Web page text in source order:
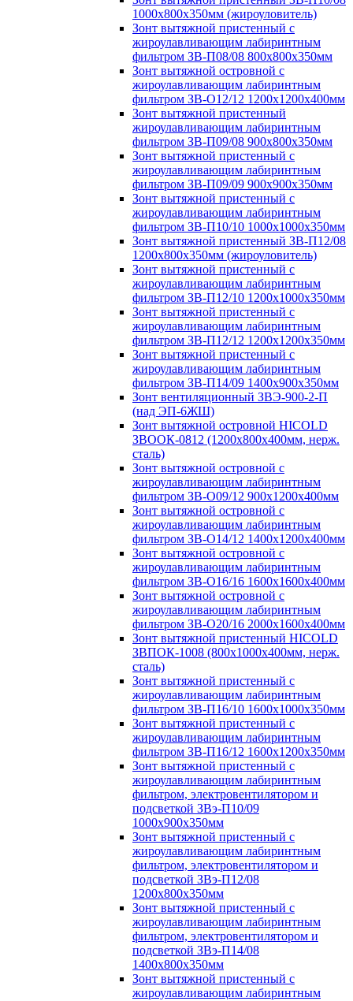
1000х800х350мм (жироуловитель)
Зонт вытяжной пристенный с
жироулавливающим лабиринтным
фильтром ЗВ-П08/08 800х800х350мм
Зонт вытяжной островной с
жироулавливающим лабиринтным
фильтром ЗВ-О12/12 1200х1200х400мм
Зонт вытяжной пристенный
жироулавливающим лабиринтным
фильтром ЗВ-П09/08 900х800х350мм
Зонт вытяжной пристенный с
жироулавливающим лабиринтным
фильтром ЗВ-П09/09 900х900х350мм
Зонт вытяжной пристенный с
жироулавливающим лабиринтным
фильтром ЗВ-П10/10 1000х1000х350мм
Зонт вытяжной пристенный ЗВ-П12/08
1200х800х350мм (жироуловитель)
Зонт вытяжной пристенный с
жироулавливающим лабиринтным
фильтром ЗВ-П12/10 1200х1000х350мм
Зонт вытяжной пристенный с
жироулавливающим лабиринтным
фильтром ЗВ-П12/12 1200х1200х350мм
Зонт вытяжной пристенный с
жироулавливающим лабиринтным
фильтром ЗВ-П14/09 1400х900х350мм
Зонт вентиляционный ЗВЭ-900-2-П
(над ЭП-6ЖШ)
Зонт вытяжной островной HICOLD
ЗВООК-0812 (1200х800x400мм, нерж.
сталь)
Зонт вытяжной островной с
жироулавливающим лабиринтным
фильтром ЗВ-О09/12 900х1200х400мм
Зонт вытяжной островной с
жироулавливающим лабиринтным
фильтром ЗВ-О14/12 1400х1200х400мм
Зонт вытяжной островной с
жироулавливающим лабиринтным
фильтром ЗВ-О16/16 1600х1600х400мм
Зонт вытяжной островной с
жироулавливающим лабиринтным
фильтром ЗВ-О20/16 2000х1600х400мм
Зонт вытяжной пристенный HICOLD
ЗВПОК-1008 (800х1000х400мм, нерж.
сталь)
Зонт вытяжной пристенный с
жироулавливающим лабиринтным
фильтром ЗВ-П16/10 1600х1000х350мм
Зонт вытяжной пристенный с
жироулавливающим лабиринтным
фильтром ЗВ-П16/12 1600х1200х350мм
Зонт вытяжной пристенный с
жироулавливающим лабиринтным
фильтром, электровентилятором и
подсветкой ЗВэ-П10/09
1000х900х350мм
Зонт вытяжной пристенный с
жироулавливающим лабиринтным
фильтром, электровентилятором и
подсветкой ЗВэ-П12/08
1200х800х350мм
Зонт вытяжной пристенный с
жироулавливающим лабиринтным
фильтром, электровентилятором и
подсветкой ЗВэ-П14/08
1400х800х350мм
Зонт вытяжной пристенный с
жироулавливающим лабиринтным